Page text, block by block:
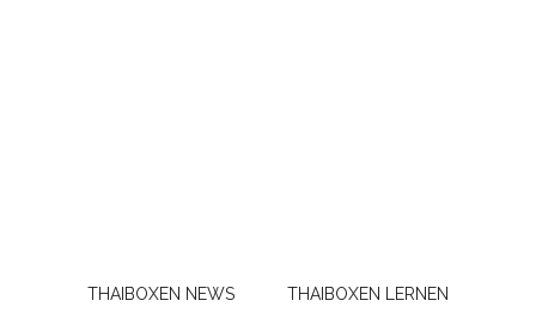
THAIBOXEN NEWS THAIBOXEN LERNEN